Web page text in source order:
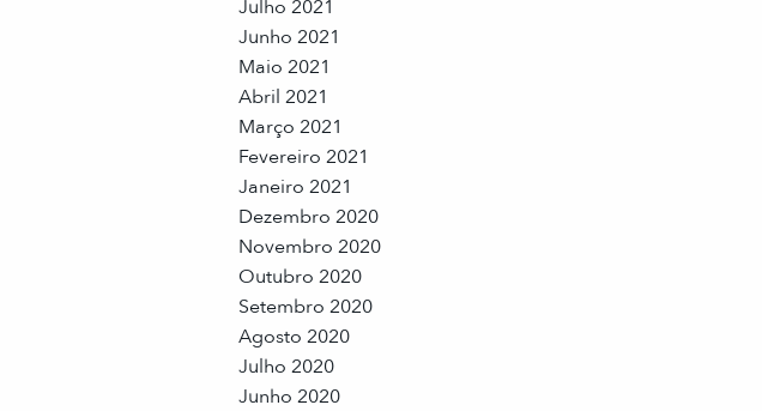
Julho 2021
Junho 2021
Maio 2021
Abril 2021
Março 2021
Fevereiro 2021
Janeiro 2021
Dezembro 2020
Novembro 2020
Outubro 2020
Setembro 2020
Agosto 2020
Julho 2020
Junho 2020